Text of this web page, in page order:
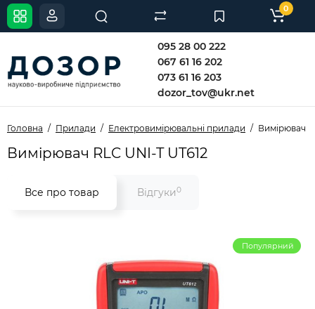
095 28 00 222
067 61 16 202
073 61 16 203
dozor_tov@ukr.net
0
Головна Прилади Електровимірювальні прилади Вимірювач
Вимірювач RLC UNI-T UT612
Все про товар Відгуки0
Популярний